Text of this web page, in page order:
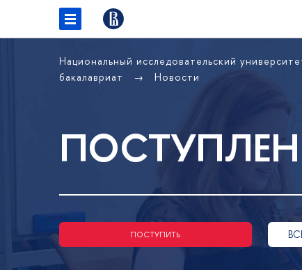
Национальный исследовательский
бакалавриат
Новости
ПОСТУПИТЬ